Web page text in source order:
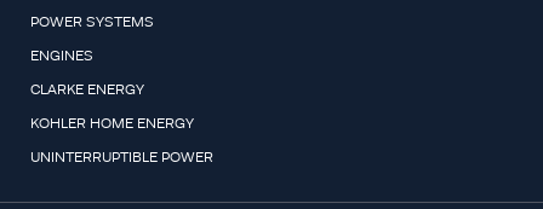
POWER SYSTEMS
ENGINES
CLARKE ENERGY
KOHLER HOME ENERGY
UNINTERRUPTIBLE POWER